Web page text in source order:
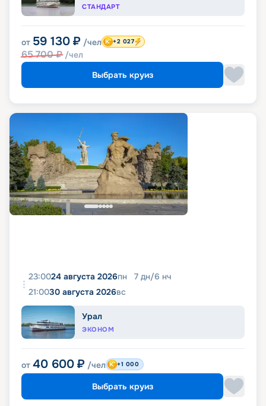
СТАНДАРТ
от 59 130 ₽ /чел
65 700₽ /чел
+2 027
Выбрать круиз
23:0024 августа 2026пн 7 дн/6 нч
21:0030 августа 2026вс
Урал
ЭКОНОМ
от 40 600 ₽ /чел +1 000
Выбрать круиз